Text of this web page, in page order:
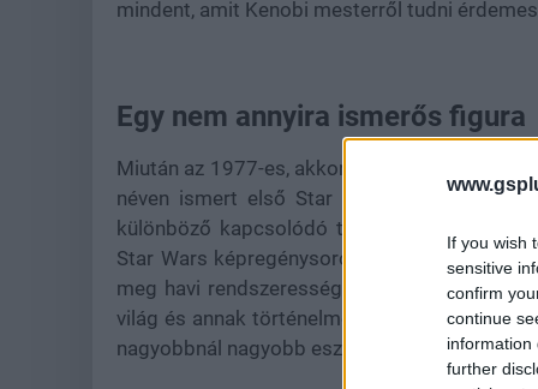
If you wish
sensitive
confirm
continue
information
further
mindent, amit Kenobi mesterről tudni
Egy nem annyira ismerős figura
Miután az 1977-es, akkor még egyszerűen
néven ismert első Star Wars epizód
különböző kapcsolódó termékek, illetve
Star Wars képregénysorozat, mely a mai
meg havi rendszerességgel. Ekkortájt
világ és annak történelme, sem az abban
nagyobbnál nagyobb eszementségek